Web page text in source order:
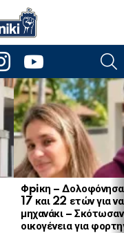
instagramyoutube
Φpiκη –
17 και 22 ετών για
μηχανάκι – Σκότωσαν
οικογένεια για